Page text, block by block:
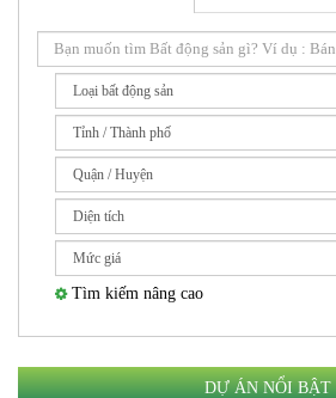
Tìm kiếm nâng cao
DỰ ÁN NỔI BẬT